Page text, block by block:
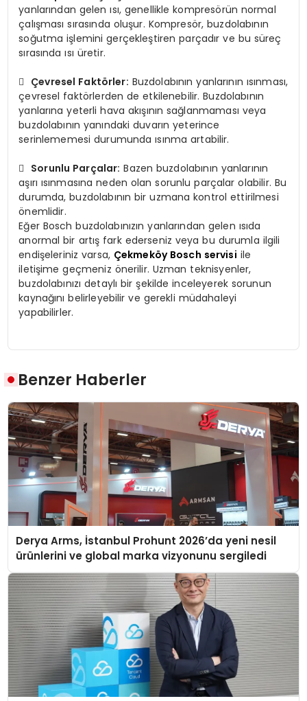
yanlarından gelen ısı, genellikle kompresörün normal
çalışması sırasında oluşur. Kompresör, buzdolabının
soğutma işlemini gerçekleştiren parçadır ve bu süreç
sırasında ısı üretir.
 Çevresel Faktörler: Buzdolabının yanlarının ısınması,
çevresel faktörlerden de etkilenebilir. Buzdolabının
yanlarına yeterli hava akışının sağlanmaması veya
buzdolabının yanındaki duvarın yeterince
serinlememesi durumunda ısınma artabilir.
 Sorunlu Parçalar: Bazen buzdolabının yanlarının
aşırı ısınmasına neden olan sorunlu parçalar olabilir. Bu
durumda, buzdolabının bir uzmana kontrol ettirilmesi
önemlidir.
Eğer Bosch buzdolabınızın yanlarından gelen ısıda
anormal bir artış fark ederseniz veya bu durumla ilgili
endişeleriniz varsa, Çekmeköy Bosch servisi ile
iletişime geçmeniz önerilir. Uzman teknisyenler,
buzdolabınızı detaylı bir şekilde inceleyerek sorunun
kaynağını belirleyebilir ve gerekli müdahaleyi
yapabilirler.
Benzer Haberler
Derya Arms, İstanbul Prohunt 2026’da yeni nesil
ürünlerini ve global marka vizyonunu sergiledi